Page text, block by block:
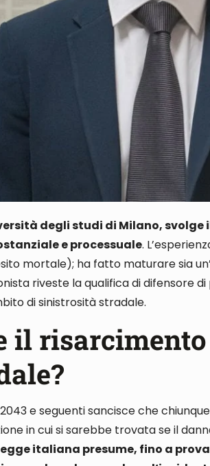
degli studi di Milano,
e processuale.
mortale); ha fatto maturare sia
riveste la qualifica di difensore
di sinistrosità stradale.
il
e seguentisancisce che
in cui si sarebbe trovata se il
italiana presume, fino a